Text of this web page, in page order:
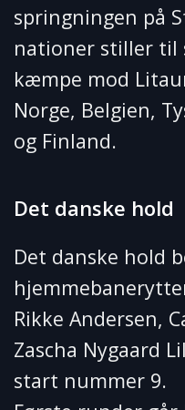
LIVE
på
ASK
springningen på
nationer stiller til
kæmpe mod
Norge, Belgien,
og Finland.
Det danske hold
Det danske hold
Rikke Andersen,
Zascha Nygaard
start nummer 9.